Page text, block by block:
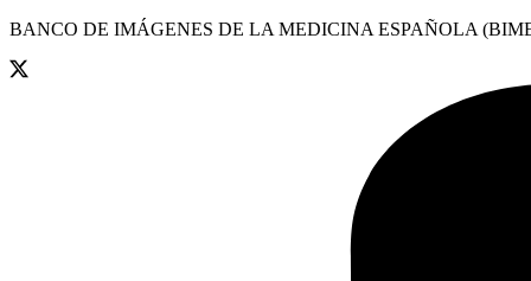
BANCO DE IMÁGENES DE LA MEDICINA ESPAÑOLA